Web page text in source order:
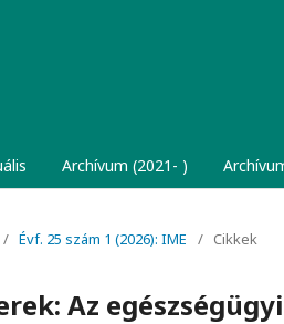
Archívum (2021- )
/ Évf. 25 szám 1 (2026): IME / Cikkek
Az